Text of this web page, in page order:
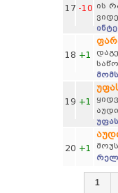
17 -10 ის
18 +1
19 +1
20 +1
1